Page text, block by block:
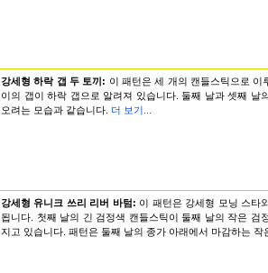
강세형 하락 갭 두 토끼: 이 패턴은 세 개의 캔들스틱으로
이의 갭이 하락 갭으로 알려져 있습니다. 둘째 날과 셋째
오려는 모습과 같습니다. 더 보기...
강세형 유니크 쓰리 리버 바텀: 이 패턴은 강세형 모닝 스타
됩니다. 첫째 날의 긴 검정색 캔들스틱이 둘째 날의 작은
지고 있습니다. 패턴은 둘째 날의 종가 아래에서 마감하는 작